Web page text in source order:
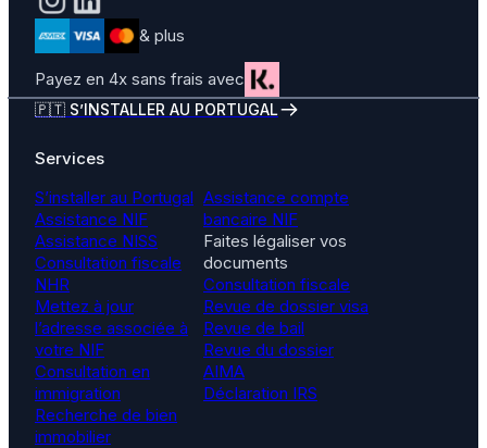
& plus
Payez en 4x sans frais avec
🇵🇹 S’INSTALLER AU PORTUGAL
Services
S’installer au Portugal
Assistance NIF
Assistance NISS
Consultation fiscale
NHR
Mettez à jour
l’adresse associée à
votre NIF
Consultation en
immigration
Recherche de bien
immobilier
Assistance compte
bancaire NIF
Faites légaliser vos
documents
Consultation fiscale
Revue de dossier visa
Revue de bail
Revue du dossier
AIMA
Déclaration IRS